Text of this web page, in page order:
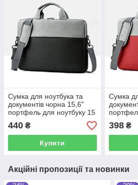
Сумка для ноутбука та
документів чорна 15,6"
портфель для ноутбуку 15
дюймів на ремені чорно-
сірий
440 ₴
Купити
Сумка
дюймів
Червоно-
398₴
Акційні пропозиції та новинки